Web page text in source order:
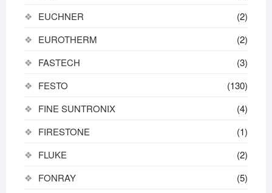
EUCHNER
(2)
EUROTHERM
(2)
FASTECH
(3)
FESTO
(130)
FINE SUNTRONIX
(4)
FIRESTONE
(1)
FLUKE
(2)
FONRAY
(5)